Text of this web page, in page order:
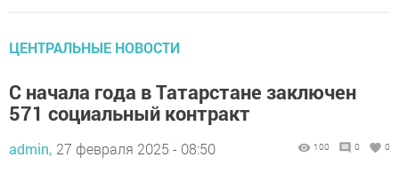
571 социальный контракт
27 февраля 2025 - 08:50